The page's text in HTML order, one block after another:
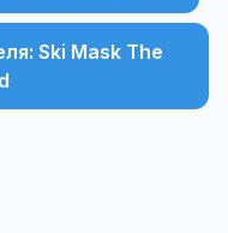
Ski Mask The